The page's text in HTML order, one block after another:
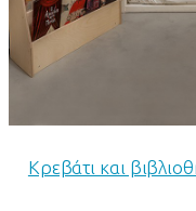
Κρεβάτι και